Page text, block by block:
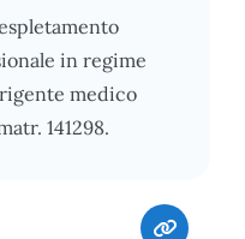
in regime
medico
141298.